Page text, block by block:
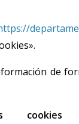
de
cookies